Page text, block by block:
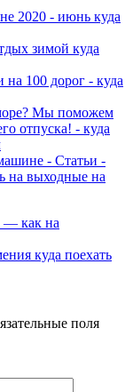
2020 - июнь куда
зимой куда
на 100 дорог - куда
Мы поможем
отпуска! - куда
- Статьи -
на выходные на
— как на
куда поехать
поля